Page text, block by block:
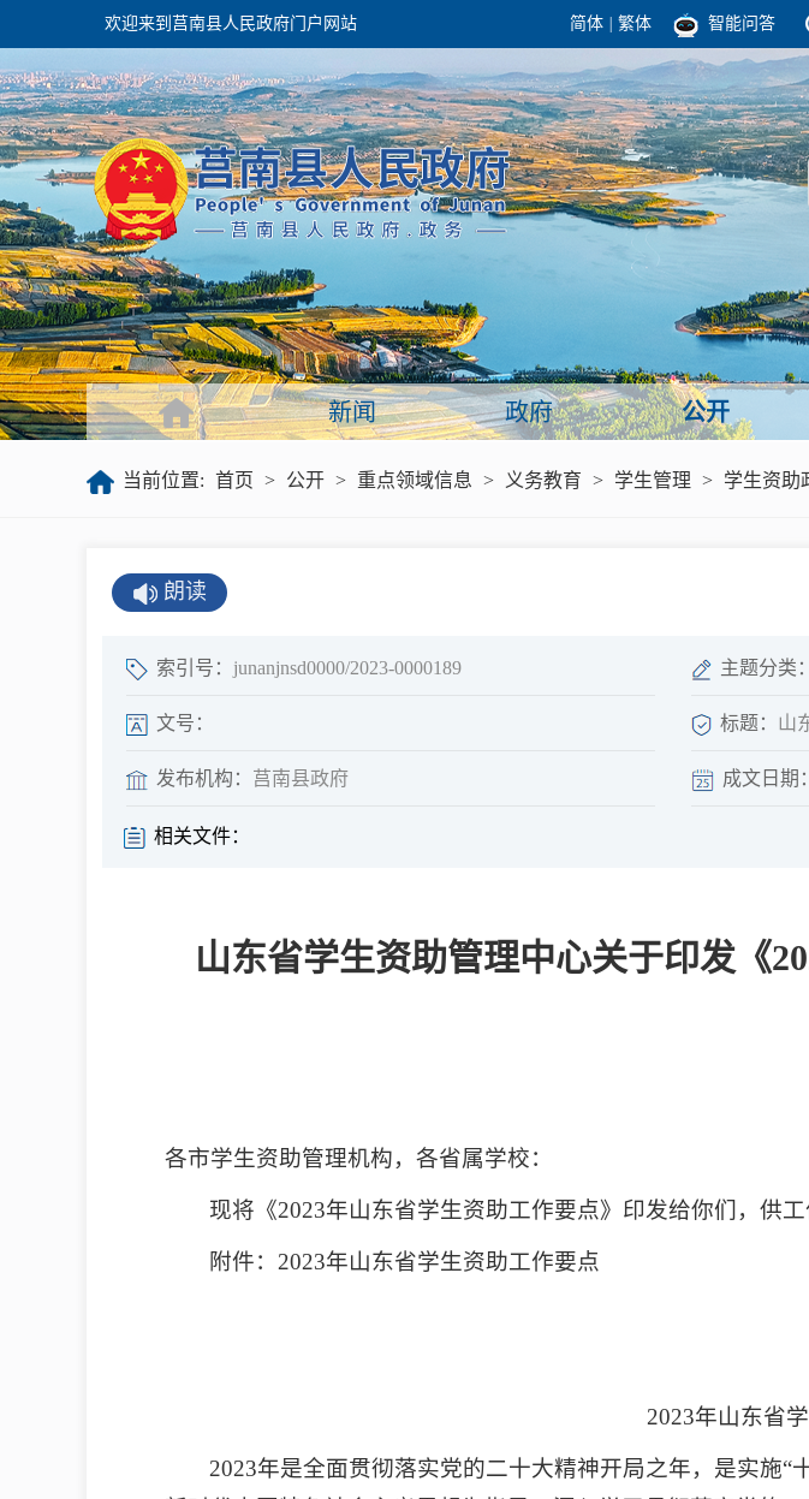
欢迎来到莒南县人民政府门户网站 简体 繁体 智能问答
团结高效 理性法
政府
领导之窗 政府机构
政府会议 政府公报
政府数据
政府工作报告
公共企事业单位信 依申请公开
经济发展 图说莒南
新闻 政府 公开
当前位置: 首页 > 公开 > 重点领域信息 > 义务教育 > 学生管理 > 学生资助
朗读
索引号： junanjnsd0000/2023-0000189 主题分类：
文号： 标题： 山
发布机构： 莒南县政府 成文日期：
相关文件：
山东省学生资助管理中心关于印发《
各市学生资助管理机构，各省属学校：
现将《2023年山东省学生资助工作要点》印发给你们，供工
附件：2023年山东省学生资助工作要点
2023年山东省
2023年是全面贯彻落实党的二十大精神开局之年，是实施